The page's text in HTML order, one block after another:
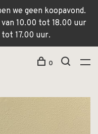
we geen koopavond.
10.00 tot 18.00 uur
17.00 uur.
0